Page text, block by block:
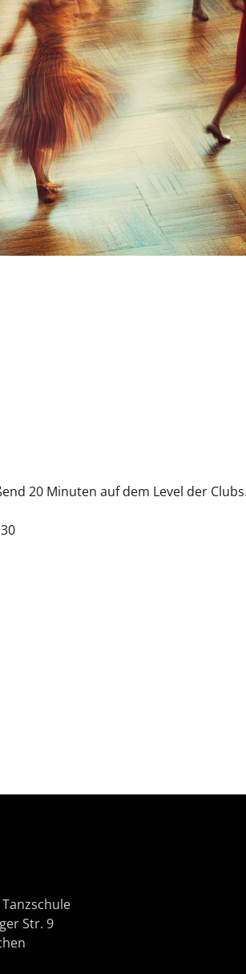
20 Minuten auf dem Level der Clubs.
Str. 9